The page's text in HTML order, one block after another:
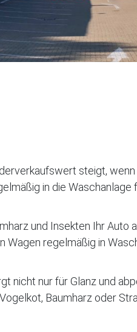
steigt,
in die Waschanlage
und Insekten Ihr Auto
regelmäßig in
nicht nur für Glanz und
Baumharz oder